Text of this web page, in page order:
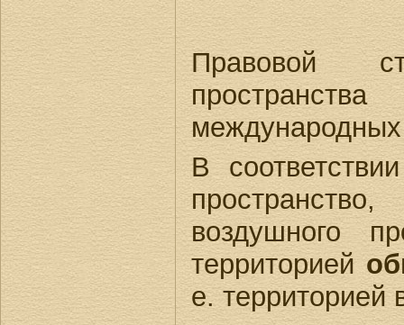
Правовой
В
воздушного
территорией
е. территорией